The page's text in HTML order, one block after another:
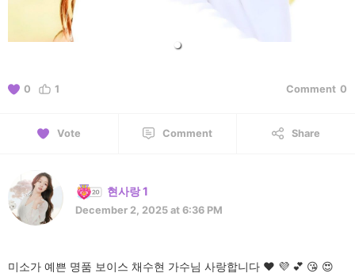
0 1 Comment 0
Vote Comment Share
현사랑 1
December 2, 2025 at 6:36 PM
미소가 예쁜 명품 보이스 채수현 가수님 사랑합니다 ❤️ 💜 💕 😘 😍